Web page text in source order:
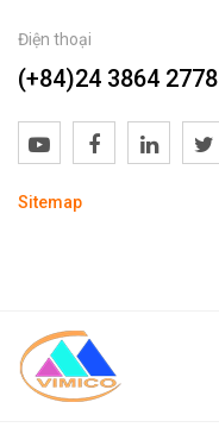
Điện thoại
(+84)24 3864 2778
Sitemap